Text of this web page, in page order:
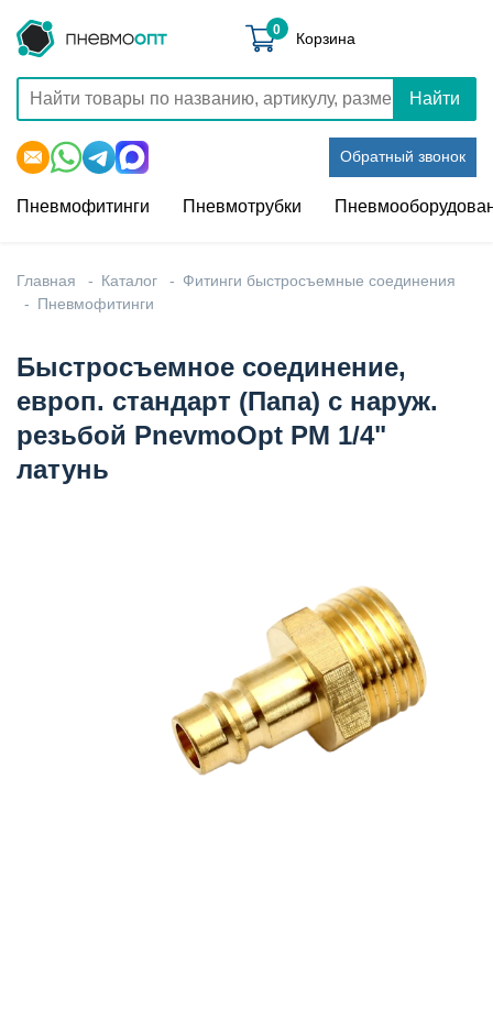
Найти
Обратный звонок
0 Корзина
Пневмофитинги Пневмотрубки
Главная Каталог
Фитинги быстросъемные соединения
Пневмофитинги
Быстросъемное соединение,
европ. стандарт (Папа) с наруж.
резьбой PnevmoOpt PM 1/4"
латунь